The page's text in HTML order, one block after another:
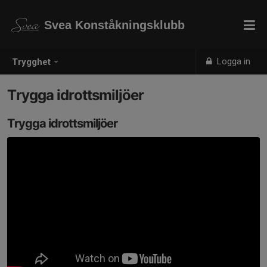
Trygghet Logga in
Svea Konståkningsklubb
Trygga idrottsmiljöer
Trygga idrottsmiljöer